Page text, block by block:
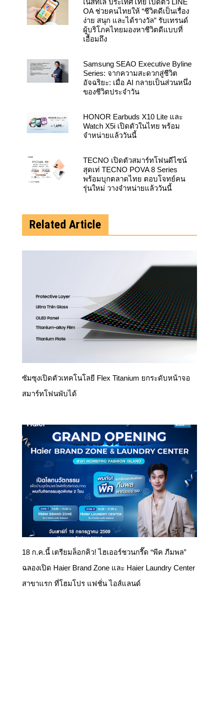
เนสท์เล่ ประเทศไทย เปิดตัว LINE
OA ช่วยคนไทยให้ “ชีวิตดีเป็นเรื่อง
ง่าย สนุก และได้รางวัล” รับเทรนด์
ผู้บริโภคไทยมองหาชีวิตดีแบบที่
เอื้อมถึง
Samsung SEAO Executive Byline
Series: จากความสะดวกสู่ชีวิต
อัจฉริยะ: เมื่อ AI กลายเป็นส่วนหนึ่ง
ของชีวิตประจำวัน
HONOR Earbuds X10 Lite และ
Watch X5i เปิดตัวในไทย พร้อม
จำหน่ายแล้ววันนี้
TECNO เปิดตัวสมาร์ทโฟนดีไซน์
สุดเท่ TECNO POVA 8 Series
พร้อมบุกตลาดไทย ตอบโจทย์คน
รุ่นใหม่ วางจำหน่ายแล้ววันนี้
Related Article
ซัมซุงเปิดตัวเทคโนโลยี Flex Titanium ยกระดับหน้าจอ
สมาร์ทโฟนพับได้
18 ก.ค.นี้ เตรียมล็อกคิว! ไฮเออร์ชวนกรี๊ด “พีค ภีมพล”
ฉลองเปิด Haier Brand Zone และ Haier Laundry Center
สาขาแรก ที่โฮมโปร แฟชั่น ไอส์แลนด์